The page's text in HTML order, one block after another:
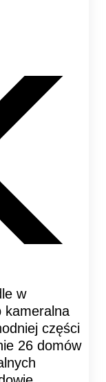
w
kameralna
części
26 domów